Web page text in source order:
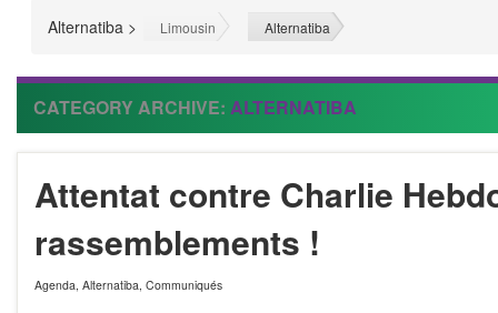
Alternatiba > Limousin Alternatiba
CATEGORY ARCHIVE: ALTERNATIBA
Attentat contre Charlie
rassemblements !
Agenda, Alternatiba, Communiqués